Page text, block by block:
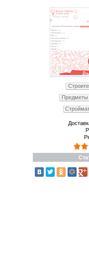
Предметы